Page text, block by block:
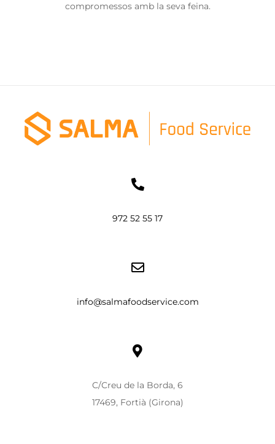
compromessos amb la seva feina.
972 52 55 17
info@salmafoodservice.com
C/Creu de la Borda, 6
17469, Fortià (Girona)